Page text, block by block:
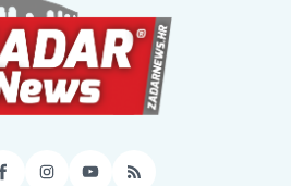
Facebook
Instagram
YouTube
RSS